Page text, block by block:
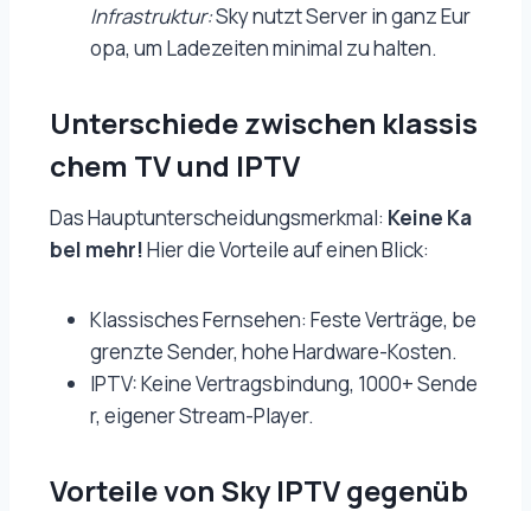
Infrastruktur:Sky nutzt Server in ganz Eur
opa, um Ladezeiten minimal zu halten.
Unterschiede zwischen klassis
chem TV und IPTV
Das Hauptunterscheidungsmerkmal: Keine Ka
bel mehr!Hier die Vorteile auf einen Blick:
Klassisches Fernsehen: Feste Verträge, be
grenzte Sender, hohe Hardware-Kosten.
IPTV: Keine Vertragsbindung, 1000+ Sende
r, eigener Stream-Player.
Vorteile von Sky IPTV gegenüb